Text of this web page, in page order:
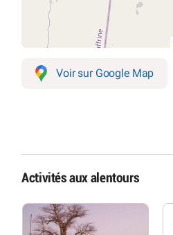
Voir sur Google Map
Activités aux alentours